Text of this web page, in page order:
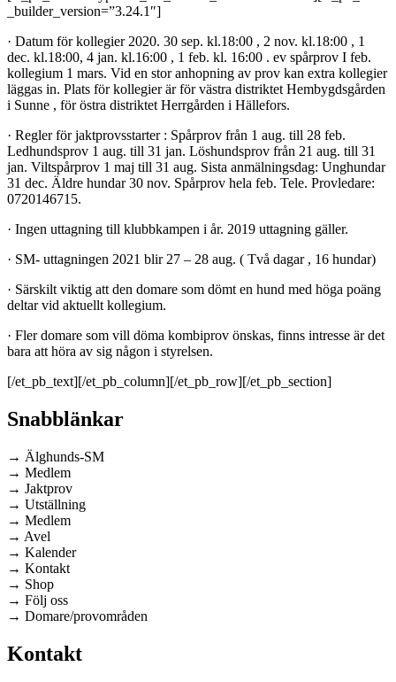
_builder_version=”3.24.1″]
· Datum för kollegier 2020. 30 sep. kl.18:00 , 2 nov. kl.18:00 , 1
dec. kl.18:00, 4 jan. kl.16:00 , 1 feb. kl. 16:00 . ev spårprov I feb.
kollegium 1 mars. Vid en stor anhopning av prov kan extra kollegier
läggas in. Plats för kollegier är för västra distriktet Hembygdsgården
i Sunne , för östra distriktet Herrgården i Hällefors.
· Regler för jaktprovsstarter : Spårprov från 1 aug. till 28 feb.
Ledhundsprov 1 aug. till 31 jan. Löshundsprov från 21 aug. till 31
jan. Viltspårprov 1 maj till 31 aug. Sista anmälningsdag: Unghundar
31 dec. Äldre hundar 30 nov. Spårprov hela feb. Tele. Provledare:
0720146715.
· Ingen uttagning till klubbkampen i år. 2019 uttagning gäller.
· SM- uttagningen 2021 blir 27 – 28 aug. ( Två dagar , 16 hundar)
· Särskilt viktig att den domare som dömt en hund med höga poäng
deltar vid aktuellt kollegium.
· Fler domare som vill döma kombiprov önskas, finns intresse är det
bara att höra av sig någon i styrelsen.
[/et_pb_text][/et_pb_column][/et_pb_row][/et_pb_section]
Snabblänkar
→ Älghunds-SM
→ Medlem
→ Jaktprov
→ Utställning
→ Medlem
→ Avel
→ Kalender
→ Kontakt
→ Shop
→ Följ oss
→ Domare/provområden
Kontakt